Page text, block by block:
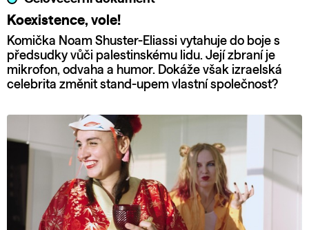
Koexistence, vole!
Komička Noam Shuster-Eliassi vytahuje do boje s
předsudky vůči palestinskému lidu. Její zbraní je
mikrofon, odvaha a humor. Dokáže však izraelská
celebrita změnit stand-upem vlastní společnost?